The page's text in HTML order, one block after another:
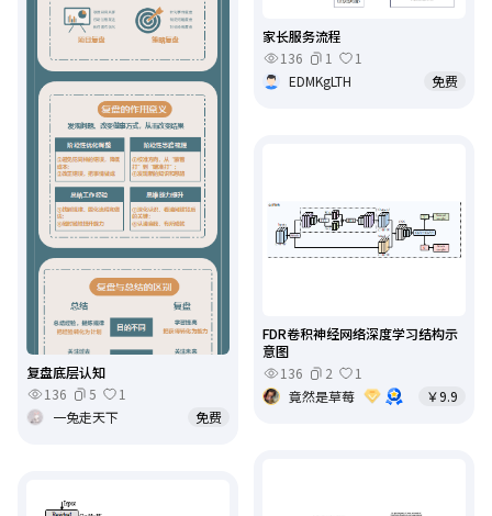
复盘底层认知
136
5
1
一兔走天下
免费
家长服务流程
136
1
1
EDMKgLTH
免费
FDR卷积神经网络深度学习结构示
意图
136
2
1
竟然是草莓
￥9.9